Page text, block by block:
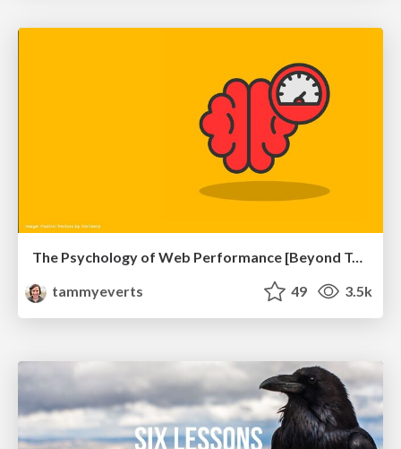
The Psychology of Web Performance [Beyond Tellerrand 2023]
tammyeverts
49 3.5k